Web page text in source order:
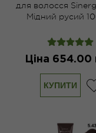
для волосся
Мідний русий
Ціна 654.00
КУПИТИ